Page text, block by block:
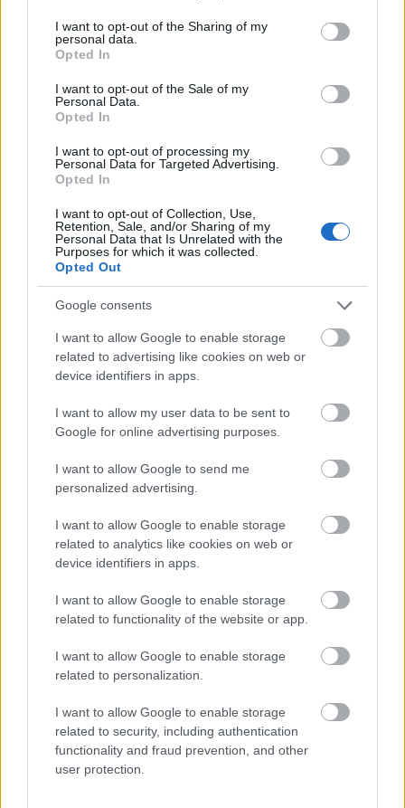
not limited to your visit or usage behaviour. You may click to
grant or deny consent to Google and its third-party tags to
use your data for below specified purposes in below Google
consent section.
I want to opt-out of the Sharing of my
personal data.
Opted In
I want to opt-out of the Sale of my
Personal Data.
Opted In
I want to opt-out of processing my
Personal Data for Targeted Advertising.
Opted In
I want to opt-out of Collection, Use,
Retention, Sale, and/or Sharing of my
Personal Data that Is Unrelated with the
Purposes for which it was collected.
Opted Out
Google consents
I want to allow Google to enable storage
related to advertising like cookies on web or
device identifiers in apps.
I want to allow my user data to be sent to
Google for online advertising purposes.
I want to allow Google to send me
personalized advertising.
I want to allow Google to enable storage
related to analytics like cookies on web or
device identifiers in apps.
I want to allow Google to enable storage
related to functionality of the website or app.
I want to allow Google to enable storage
related to personalization.
I want to allow Google to enable storage
related to security, including authentication
functionality and fraud prevention, and other
user protection.
Fotó: Kallos Bea, MTI
"Számomra nagyon fontos, hogy kiemelkedő
egyéniségek legyenek a zsűriben és többségükben
Valamennyiüket ismerem, vagy színpadon, vagy
valamilyen versenyen működtem velük együtt" -
Hozzátette: az ő karrierjét nem befolyásolták a
versenyek, pályája elején mindössze egyszer
jelentkezett az Erkel Énekversenyre, bár
várományosa volt valamilyen magas elismerésnek,
mégis visszalépett. Megkapta Puccini Toscájának
címszerepét, és úgy vélte, a szerepre kell
összpontosítani, a tökéletes kivitel hosszú távon
bukaresti Enescu-versenyen pedig valószínűleg
szándékosan "kiejtette" a zsűri - megfelelően az
Ma is elképzelhetőnek tartja, hogy egy rendkívüli
tehetség "robbantson". A versenyt nem puszta
versengésnek tartja, hanem az előéneklés egy
formájának. "Nemcsak arra számítok, hogy a
zsűritagok felfigyelnek valakire. Meghívtam rangos
menedzsereket is, akik ott ülnek majd a nézőtéren,
hiszen az ázsiai aspiránsok talán hátrányban
lennének, de ő személy szerint örömmel hallgat új
versenyszámot. Barokk zene, belcanto és verista
művek természetesen szerepelnek a választékban. "A